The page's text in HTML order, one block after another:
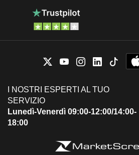
I NOSTRI ESPERTI AL TUO
SERVIZIO
Lunedì-Venerdì 09:00-12:00/14:00-
18:00